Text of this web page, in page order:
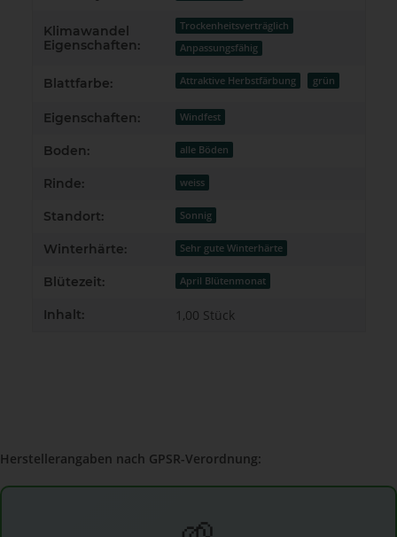
Klimawandel
Eigenschaften:
Trockenheitsverträglich
Anpassungsfähig
Blattfarbe: Attraktive Herbstfärbung grün
Eigenschaften: Windfest
Boden: alle Böden
Rinde: weiss
Standort: Sonnig
Winterhärte: Sehr gute Winterhärte
Blütezeit: April Blütenmonat
Inhalt: 1,00 Stück
Herstellerangaben nach GPSR-Verordnung: